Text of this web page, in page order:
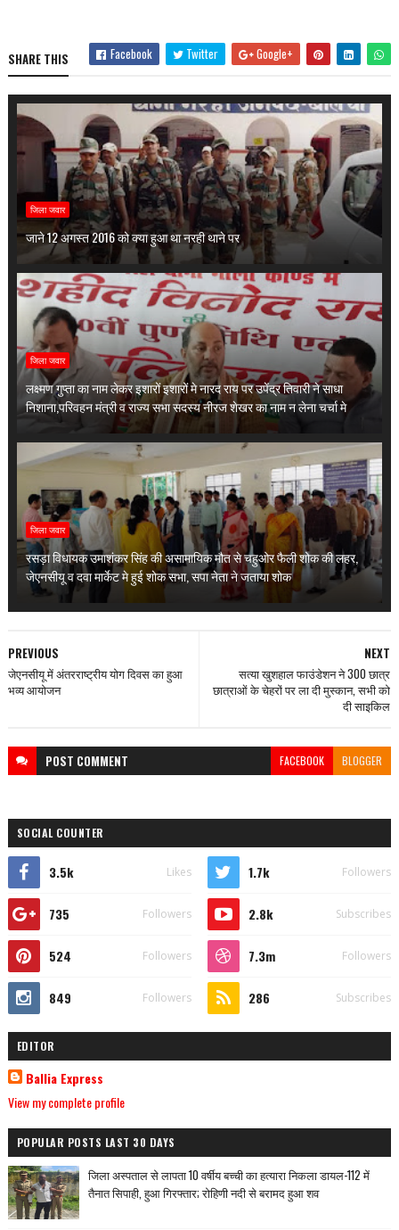
SHARE THIS Facebook Twitter Google+
जिला जवार
जाने 12 अगस्त 2016 को क्या हुआ था नरही थाने पर
जिला जवार
लक्ष्मण गुप्ता का नाम लेकर इशारों इशारों मे नारद राय पर उपेंद्र तिवारी ने साधा
निशाना,परिवहन मंत्री व राज्य सभा सदस्य नीरज शेखर का नाम न लेना चर्चा मे
जिला जवार
रसड़ा विधायक उमाशंकर सिंह की असामायिक मौत से चहुओर फैली शोक की लहर,
जेएनसीयू व दवा मार्केट मे हुई शोक सभा, सपा नेता ने जताया शोक
NEXT
सत्या खुशहाल फाउंडेशन ने 300 छात्र
छात्राओं के चेहरों पर ला दी मुस्कान, सभी को
दी साइकिल
PREVIOUS
जेएनसीयू में अंतरराष्ट्रीय योग दिवस का हुआ
भव्य आयोजन
POST COMMENT FACEBOOK BLOGGER
SOCIAL COUNTER
3.5k Likes 1.7k Followers
735 Followers 2.8k Subscribes
524 Followers 7.3m Followers
849 Followers 286 Subscribes
EDITOR
Ballia Express
View my complete profile
POPULAR POSTS LAST 30 DAYS
जिला अस्पताल से लापता 10 वर्षीय बच्ची का हत्यारा निकला डायल-112 में
तैनात सिपाही, हुआ गिरफ्तार; रोहिणी नदी से बरामद हुआ शव